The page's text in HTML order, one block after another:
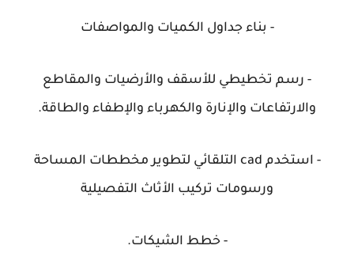
- بناء جداول الكميات والمواصفات
- رسم تخطيطي للأسقف والأرضيات والمقاطع
والارتفاعات والإنارة والكهرباء والإطفاء والطاقة.
- استخدم cad التلقائي لتطوير مخططات المساحة
ورسومات تركيب الأثاث التفصيلية
- خطط الشيكات.